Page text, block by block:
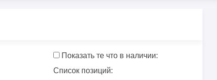
Показать те что в наличии:
Список позиций: